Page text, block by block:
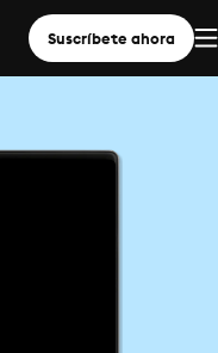
Suscríbete ahora